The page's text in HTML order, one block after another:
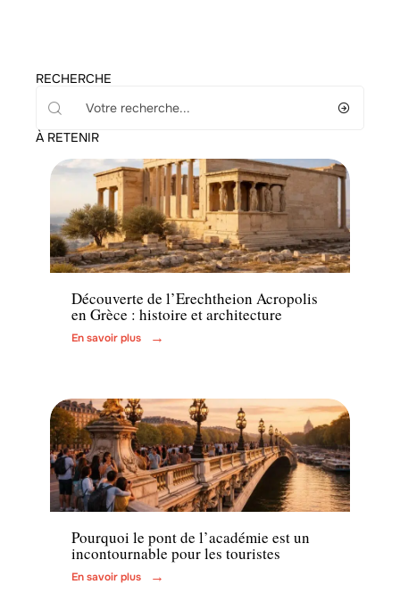
RECHERCHE
À RETENIR
Actu
Découverte de l’Erechtheion Acropolis
en Grèce : histoire et architecture
En savoir plus
Actu
Pourquoi le pont de l’académie est un
incontournable pour les touristes
En savoir plus